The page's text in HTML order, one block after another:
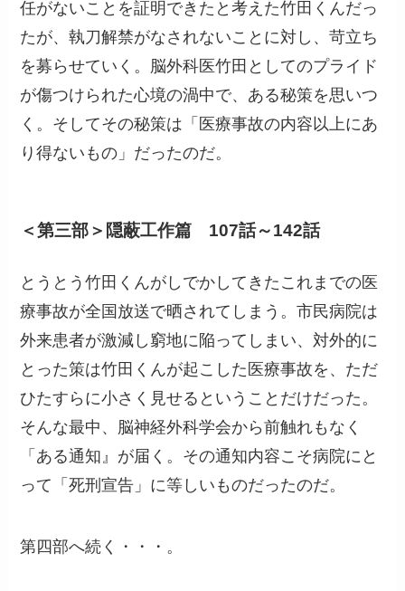
任がないことを証明できたと考えた竹田くんだっ
たが、執刀解禁がなされないことに対し、苛立ち
を募らせていく。脳外科医竹田としてのプライド
が傷つけられた心境の渦中で、ある秘策を思いつ
く。そしてその秘策は「医療事故の内容以上にあ
り得ないもの」だったのだ。
＜第三部＞隠蔽工作篇 107話～142話
とうとう竹田くんがしでかしてきたこれまでの医
療事故が全国放送で晒されてしまう。市民病院は
外来患者が激減し窮地に陥ってしまい、対外的に
とった策は竹田くんが起こした医療事故を、ただ
ひたすらに小さく見せるということだけだった。
そんな最中、脳神経外科学会から前触れもなく
「ある通知』が届く。その通知内容こそ病院にと
って「死刑宣告」に等しいものだったのだ。
第四部へ続く・・・。